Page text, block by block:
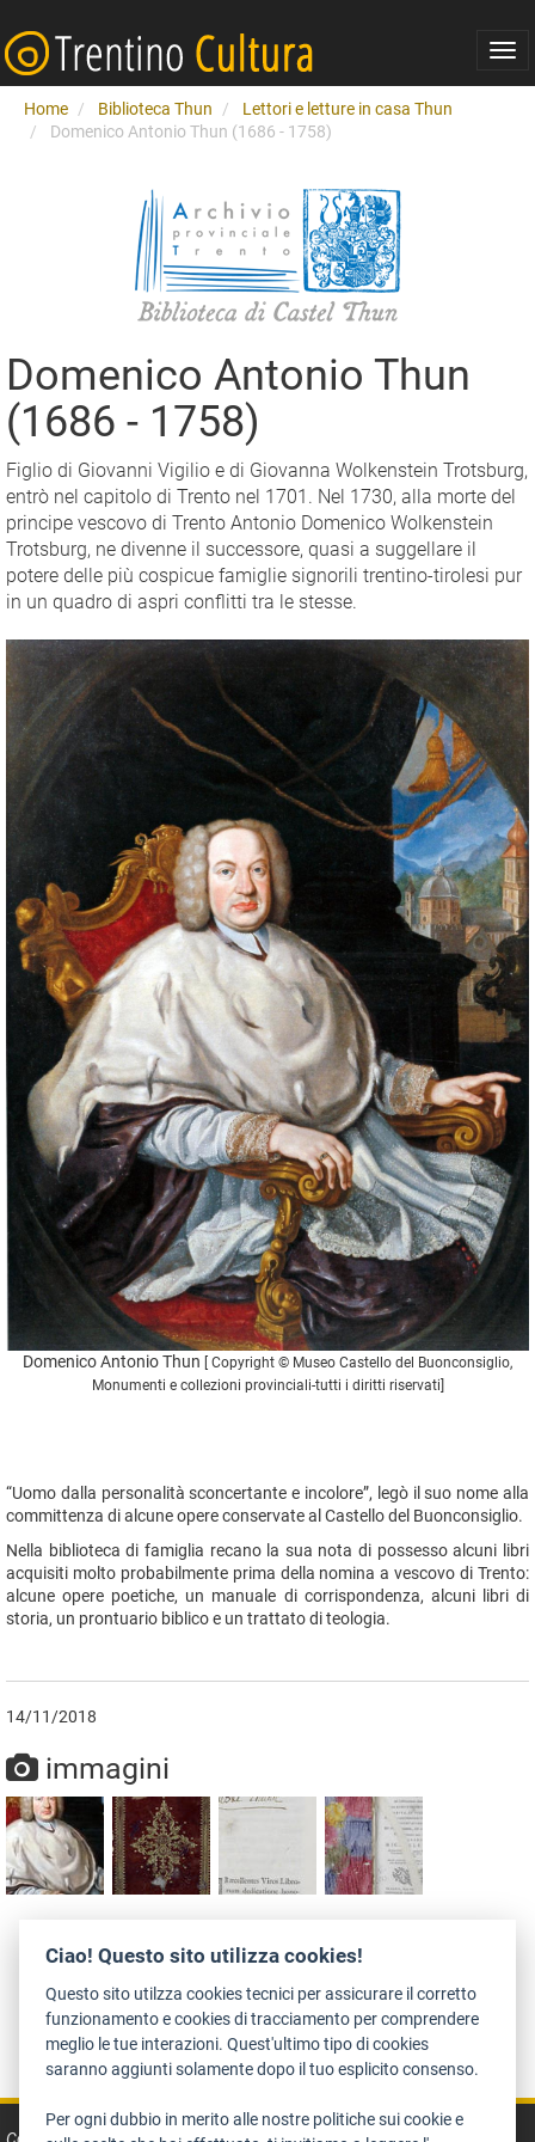
Home
Biblioteca Thun
Lettori e letture in casa Thun
Domenico Antonio Thun (1686 - 1758)
Domenico Antonio Thun
(1686 - 1758)
Figlio di Giovanni Vigilio e di Giovanna Wolkenstein Trotsburg,
entrò nel capitolo di Trento nel 1701. Nel 1730, alla morte del
principe vescovo di Trento Antonio Domenico Wolkenstein
Trotsburg, ne divenne il successore, quasi a suggellare il
potere delle più cospicue famiglie signorili trentino-tirolesi pur
in un quadro di aspri conflitti tra le stesse.
Domenico Antonio Thun [ Copyright © Museo Castello del Buonconsiglio,
Monumenti e collezioni provinciali-tutti i diritti riservati]
“Uomo dalla personalità sconcertante e incolore”, legò il suo nome alla
committenza di alcune opere conservate al Castello del Buonconsiglio.
Nella biblioteca di famiglia recano la sua nota di possesso alcuni libri
acquisiti molto probabilmente prima della nomina a vescovo di Trento:
alcune opere poetiche, un manuale di corrispondenza, alcuni libri di
storia, un prontuario biblico e un trattato di teologia.
14/11/2018
immagini
Dichiarazione di accessibilità Privacy Note legali e crediti
Art Bonus
Ciao! Questo sito utilizza cookies!
Questo sito utilzza cookies tecnici per assicurare il corretto
funzionamento e cookies di tracciamento per comprendere
meglio le tue interazioni. Quest'ultimo tipo di cookies
saranno aggiunti solamente dopo il tuo esplicito consenso.
Per ogni dubbio in merito alle nostre politiche sui cookie e